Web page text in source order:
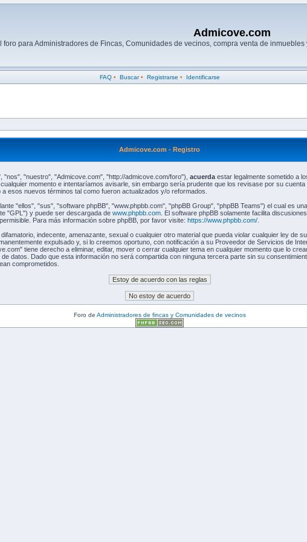
Admicove.com
foro para Administradores de Fincas, Comunidades de vecinos, compra venta de
FAQ• Buscar• Registrarse • Identificarse
Admicove.com - Registro
"nuestro", "Admicove.com", "http://admicove.com/foro"), acuerdaestar legalmente sometido a
momento e intentaríamos avisarle, sin embargo sería prudente que los revisase por su
esos nuevos términos tal como fueron actualizados y/o reformados.
"ellos", "sus", "software phpBB", "www.phpbb.com", "phpBB Group", "phpBB Teams") el cual es
"GPL") y puede ser descargada de www.phpbb.com. El software phpBB solamente facilita
Para más información sobre phpBB, por favor visite: https://www.phpbb.com/.
indecente, amenazante, sexual o cualquier otro material que pueda violar cualquier ley de
expulsado y, si lo creemos oportuno, con notificación a su Proveedor de Servicios de
tiene derecho a eliminar, editar, mover o cerrar cualquier tema en cualquier momento que lo
datos. Dado que esta información no será compartida con ninguna tercera parte sin su
comprometidos.
Foro de Administradores de fincas y Comunidades de vecinos